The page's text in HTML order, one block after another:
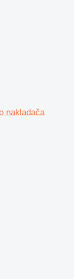
nakladača